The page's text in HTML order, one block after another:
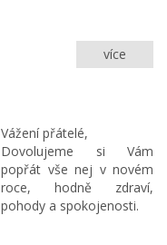
více
se
knize
o
Ivovi?
Vážení přátelé,
Dovolujeme si Vám
popřát vše nej v novém
roce, hodně zdraví,
pohody a spokojenosti.